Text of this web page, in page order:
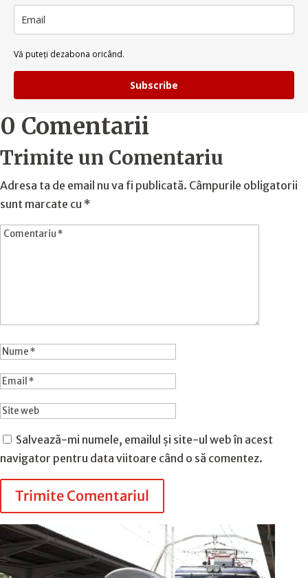
Vă puteți dezabona oricând.
Subscribe
0 Comentarii
Trimite un Comentariu
Adresa ta de email nu va fi publicată. Câmpurile obligatorii
sunt marcate cu *
Salvează-mi numele, emailul și site-ul web în acest
navigator pentru data viitoare când o să comentez.
Trimite Comentariul